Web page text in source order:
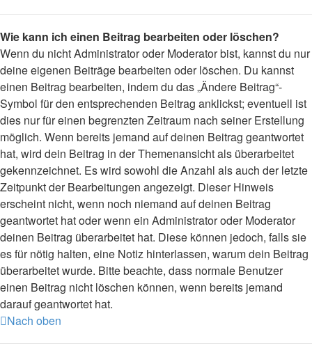
Wie kann ich einen Beitrag bearbeiten oder löschen?
Wenn du nicht Administrator oder Moderator bist, kannst du nur
deine eigenen Beiträge bearbeiten oder löschen. Du kannst
einen Beitrag bearbeiten, indem du das „Ändere Beitrag“-
Symbol für den entsprechenden Beitrag anklickst; eventuell ist
dies nur für einen begrenzten Zeitraum nach seiner Erstellung
möglich. Wenn bereits jemand auf deinen Beitrag geantwortet
hat, wird dein Beitrag in der Themenansicht als überarbeitet
gekennzeichnet. Es wird sowohl die Anzahl als auch der letzte
Zeitpunkt der Bearbeitungen angezeigt. Dieser Hinweis
erscheint nicht, wenn noch niemand auf deinen Beitrag
geantwortet hat oder wenn ein Administrator oder Moderator
deinen Beitrag überarbeitet hat. Diese können jedoch, falls sie
es für nötig halten, eine Notiz hinterlassen, warum dein Beitrag
überarbeitet wurde. Bitte beachte, dass normale Benutzer
einen Beitrag nicht löschen können, wenn bereits jemand
darauf geantwortet hat.
Nach oben